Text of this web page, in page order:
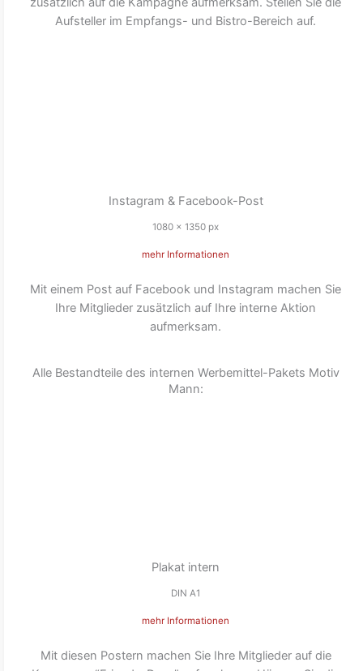
Aufsteller im Empfangs- und Bistro-Bereich auf.
Instagram & Facebook-Post
1080 x 1350 px
mehr Informationen
Mit einem Post auf Facebook und Instagram machen Sie
Ihre Mitglieder zusätzlich auf Ihre interne Aktion
aufmerksam.
Alle Bestandteile des internen Werbemittel-Pakets Motiv
Mann:
Plakat intern
DIN A1
mehr Informationen
Mit diesen Postern machen Sie Ihre Mitglieder auf die